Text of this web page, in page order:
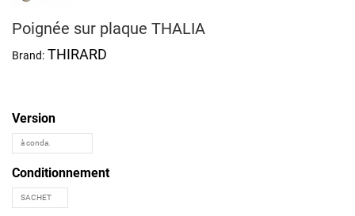
Poignée sur plaque THALIA
Brand: THIRARD
Version
Conditionnement